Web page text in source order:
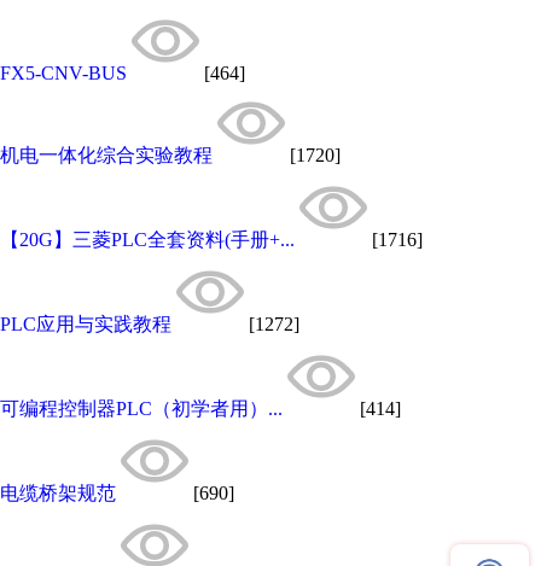
FX5-CNV-BUS [464]
机电一体化综合实验教程 [1720]
【20G】三菱PLC全套资料(手册+... [1716]
PLC应用与实践教程 [1272]
可编程控制器PLC（初学者用）... [414]
电缆桥架规范 [690]